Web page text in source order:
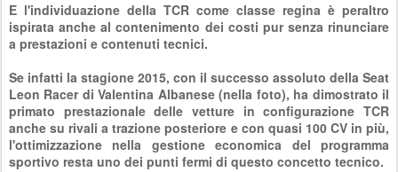
E l'individuazione della TCR come classe regina è peraltro
ispirata anche al contenimento dei costi pur senza rinunciare
a prestazioni e contenuti tecnici.
Se infatti la stagione 2015, con il successo assoluto della Seat
Leon Racer di Valentina Albanese (nella foto), ha dimostrato il
primato prestazionale delle vetture in configurazione TCR
anche su rivali a trazione posteriore e con quasi 100 CV in più,
l'ottimizzazione nella gestione economica del programma
sportivo resta uno dei punti fermi di questo concetto tecnico.